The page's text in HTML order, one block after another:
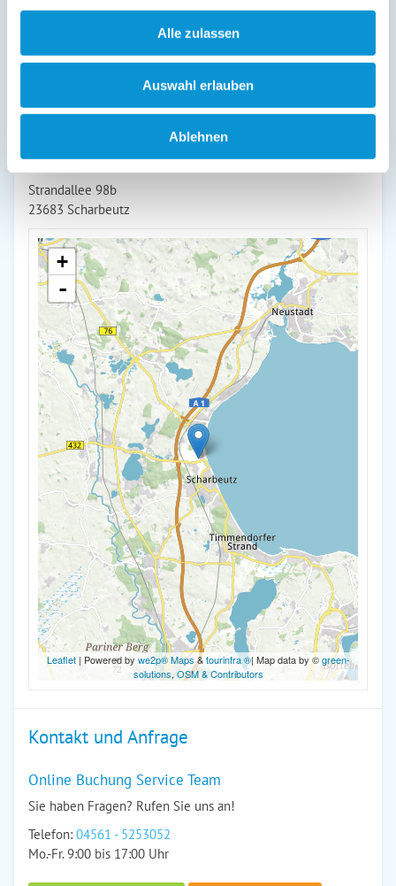
Alle zulassen
Auswahl erlauben
Ablehnen
unternehmen! Wir freuen uns auf dich!
weiterlesen
Boje (78)
Strandallee 98b
23683 Scharbeutz
+
-
Leaflet| Powered by we2p® Maps&tourinfra ®| Map data by ©green-
solutions, OSM & Contributors
Kontakt und Anfrage
Online Buchung Service Team
Sie haben Fragen? Rufen Sie uns an!
Telefon: 04561 - 5253052
Mo.-Fr. 9:00 bis 17:00 Uhr